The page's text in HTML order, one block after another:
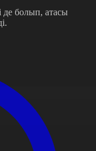
де болып, атасы